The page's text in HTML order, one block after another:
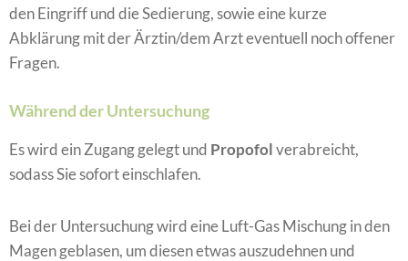
den Eingriff und die Sedierung, sowie eine kurze
Abklärung mit der Ärztin/dem Arzt eventuell noch offener
Fragen.
Während der Untersuchung
Es wird ein Zugang gelegt und Propofolverabreicht,
sodass Sie sofort einschlafen.
Bei der Untersuchung wird eine Luft-Gas Mischung in den
Magen geblasen, um diesen etwas auszudehnen und